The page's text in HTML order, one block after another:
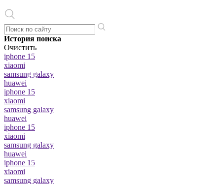
История поиска
Очистить
iphone 15
xiaomi
samsung galaxy
huawei
iphone 15
xiaomi
samsung galaxy
huawei
iphone 15
xiaomi
samsung galaxy
huawei
iphone 15
xiaomi
samsung galaxy